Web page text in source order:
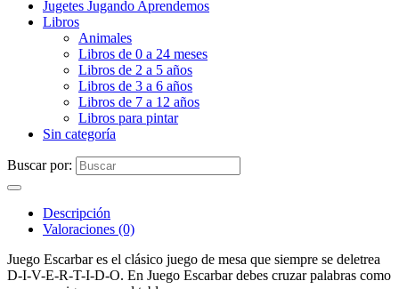
Jugetes Jugando Aprendemos
Libros
Animales
Libros de 0 a 24 meses
Libros de 2 a 5 años
Libros de 3 a 6 años
Libros de 7 a 12 años
Libros para pintar
Sin categoría
Buscar por:
Descripción
Valoraciones (0)
Juego Escarbar es el clásico juego de mesa que siempre se deletrea
D-I-V-E-R-T-I-D-O. En Juego Escarbar debes cruzar palabras como